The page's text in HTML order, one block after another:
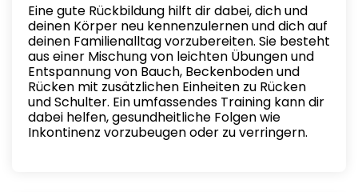
Eine gute Rückbildung hilft dir dabei, dich und
deinen Körper neu kennenzulernen und dich auf
deinen Familienalltag vorzubereiten. Sie besteht
aus einer Mischung von leichten Übungen und
Entspannung von Bauch, Beckenboden und
Rücken mit zusätzlichen Einheiten zu Rücken
und Schulter. Ein umfassendes Training kann dir
dabei helfen, gesundheitliche Folgen wie
Inkontinenz vorzubeugen oder zu verringern.